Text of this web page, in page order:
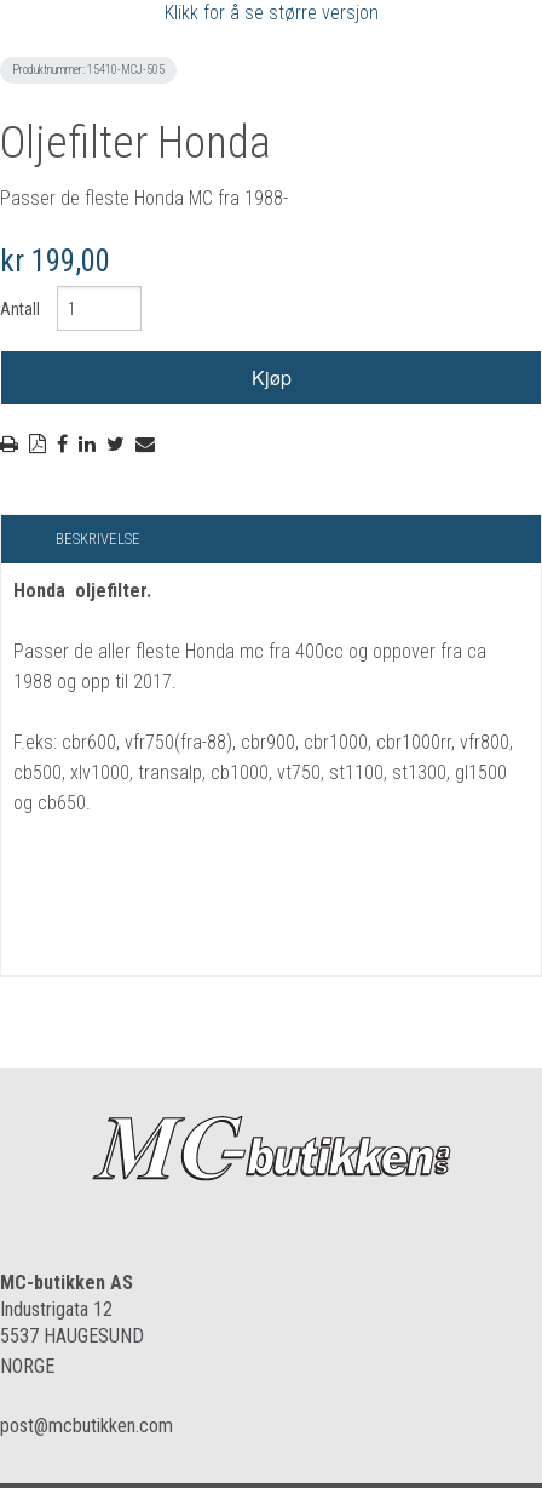
Klikk for å se større versjon
Produktnummer:15410-MCJ-505
Oljefilter Honda
Passer de fleste Honda MC fra 1988-
kr 199,00
Antall
BESKRIVELSE
Honda oljefilter.
Passer de aller fleste Honda mc fra 400cc og oppover fra ca
1988 og opp til 2017.
F.eks: cbr600, vfr750(fra-88), cbr900, cbr1000, cbr1000rr, vfr800,
cb500, xlv1000, transalp, cb1000, vt750, st1100, st1300, gl1500
og cb650.
MC-butikken AS
Industrigata 12
5537 HAUGESUND
NORGE
post@mcbutikken.com